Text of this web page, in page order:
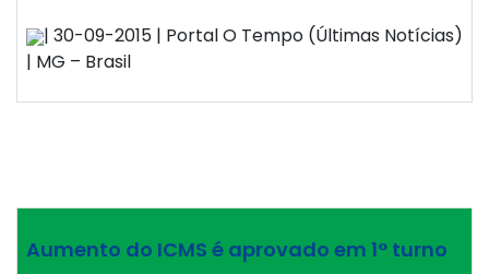
| 30-09-2015 | Portal O Tempo (Últimas Notícias)
| MG – Brasil
Aumento do ICMS é aprovado em 1° turno